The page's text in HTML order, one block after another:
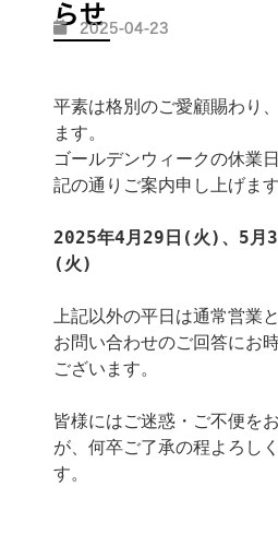
らせ2025-04-23
平素は格別のご愛顧賜わり
ます。
ゴールデンウィークの休業
記の通りご案内申し上げます
2025年4月29日(火)、5月
(火)
上記以外の平日は通常営業
お問い合わせのご回答にお
ございます。
皆様にはご迷惑・ご不便を
が、何卒ご了承の程よろし